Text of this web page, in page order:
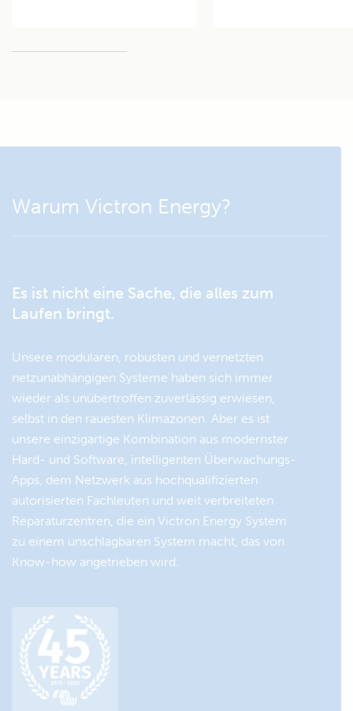
Warum Victron Energy?
Es ist nicht eine Sache, die alles zum
Laufen bringt.
Unsere modularen, robusten und vernetzten
netzunabhängigen Systeme haben sich immer
wieder als unübertroffen zuverlässig erwiesen,
selbst in den rauesten Klimazonen. Aber es ist
unsere einzigartige Kombination aus modernster
Hard- und Software, intelligenten Überwachungs-
Apps, dem Netzwerk aus hochqualifizierten
autorisierten Fachleuten und weit verbreiteten
Reparaturzentren, die ein Victron Energy System
zu einem unschlagbaren System macht, das von
Know-how angetrieben wird.